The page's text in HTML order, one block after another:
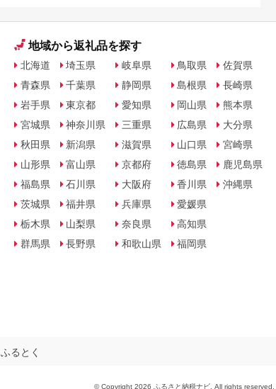
地域から返礼品を探す
北海道
青森県
岩手県
宮城県
秋田県
山形県
福島県
茨城県
栃木県
群馬県
埼玉県
千葉県
東京都
神奈川県
新潟県
富山県
石川県
福井県
山梨県
長野県
岐阜県
静岡県
愛知県
三重県
滋賀県
京都府
大阪府
兵庫県
奈良県
和歌山県
鳥取県
島根県
岡山県
広島県
山口県
徳島県
香川県
愛媛県
高知県
福岡県
佐賀県
長崎県
熊本県
大分県
宮崎県
鹿児島県
沖縄県
ふるとく
© Copyright 2026 ふるさと納税ナビ. All rights reserved.